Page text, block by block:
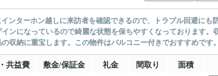
ンターホン越しに来訪者を確認できるので、トラブル回避にも
ンになっているので綺麗な状態を保ちやすくなっております。
収納に重宝します。この物件はバルコニー付きでおすすめです
共益費 敷金/保証金 礼金 間取り 面積